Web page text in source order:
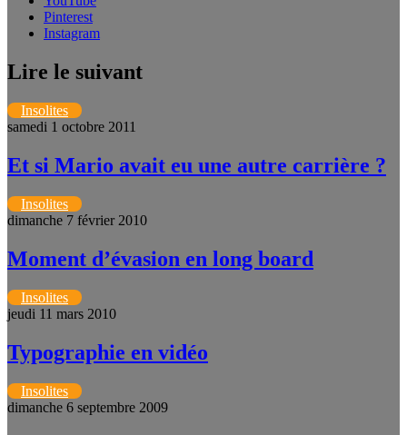
Pinterest
Instagram
Lire le suivant
Insolites
samedi 1 octobre 2011
Et si Mario avait eu une autre carrière ?
Insolites
dimanche 7 février 2010
Moment d’évasion en long board
Insolites
jeudi 11 mars 2010
Typographie en vidéo
Insolites
dimanche 6 septembre 2009